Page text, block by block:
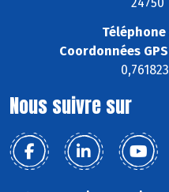
Téléphone
Coordonnées
Nous suivre sur